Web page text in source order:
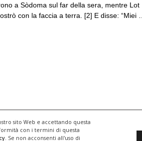
sito Web e accettando questa
con i termini di questa
. Se non acconsenti all'uso di
a Sòdoma sul far della sera, mentre Lot
con la faccia a terra. [2] E disse: “Miei …